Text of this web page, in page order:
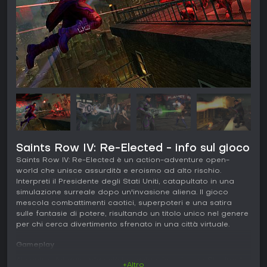
Saints Row IV: Re-Elected - info sul gioco
Saints Row IV: Re-Elected è un action-adventure open-
world che unisce assurdità e eroismo ad alto rischio.
Interpreti il Presidente degli Stati Uniti, catapultato in una
simulazione surreale dopo un'invasione aliena. Il gioco
mescola combattimenti caotici, superpoteri e una satira
sulle fantasie di potere, risultando un titolo unico nel genere
per chi cerca divertimento sfrenato in una città virtuale.
Gameplay
+Altro